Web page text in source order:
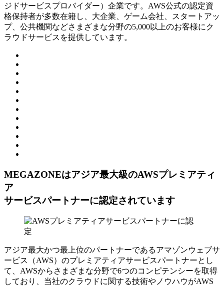
ジドサービスプロバイダー）企業です。AWS公式の認定資
格保持者が多数在籍し、⼤企業、ゲーム会社、スタートアッ
プ、公共機関などさまざまな分野の5,000以上のお客様にク
ラウドサービスを提供しています。
MEGAZONEはアジア最⼤級のAWSプレミアティ
ア
サービスパートナーに認定されています
アジア最大かつ最上位のパートナーであるアマゾンウェブサ
ービス（AWS）のプレミアティアサービスパートナーとし
て、AWSからさまざまな分野で6つのコンピテンシーを取得
しており、当社のクラウドに関する技術やノウハウがAWS